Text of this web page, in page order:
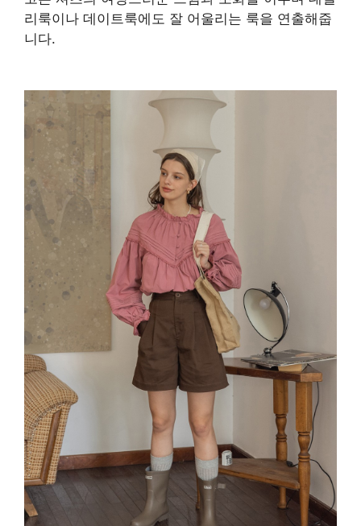
리룩이나 데이트룩에도 잘 어울리는 룩을 연출해줍
니다.